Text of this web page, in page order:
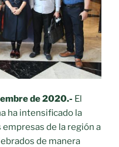
de 2020.- El
ha intensificado la
de la región a
de manera